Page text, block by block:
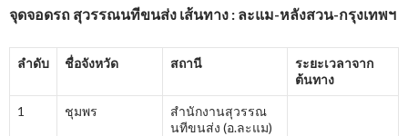
จุดจอดรถ สุวรรณนทีขนส่ง เส้นทาง : ละแม-หลังสวน-กรุงเทพฯ
ลำดับ ชื่อจังหวัด สถานี
ระยะเวลาจาก
ต้นทาง
1 ชุมพร
สำนักงานสุวรรณ
นทีขนส่ง (อ.ละแม)